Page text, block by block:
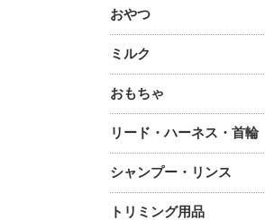
おやつ
ミルク
おもちゃ
リード・ハーネス・首輪
シャンプー・リンス
トリミング用品